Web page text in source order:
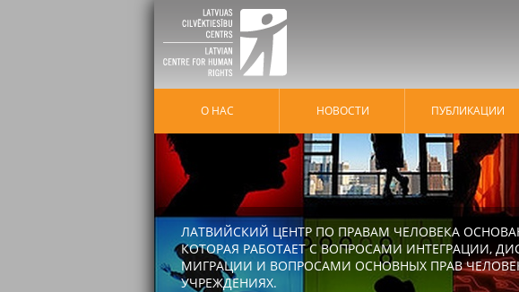
О НАС HОВОСТИ ПУБЛИКАЦИИ
ЛАТВИЙСКИЙ ЦЕНТР ПО ПРАВАМ ЧЕЛОВЕКА
КОТОРАЯ РАБОТАЕТ С ВОПРОСАМИ ИНТЕГРАЦИИ,
МИГРАЦИИ И ВОПРОСАМИ ОСНОВНЫХ ПРАВ
УЧРЕЖДЕНИЯХ.